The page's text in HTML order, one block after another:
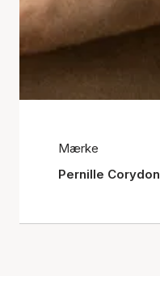
Mærke
Pernille Corydon